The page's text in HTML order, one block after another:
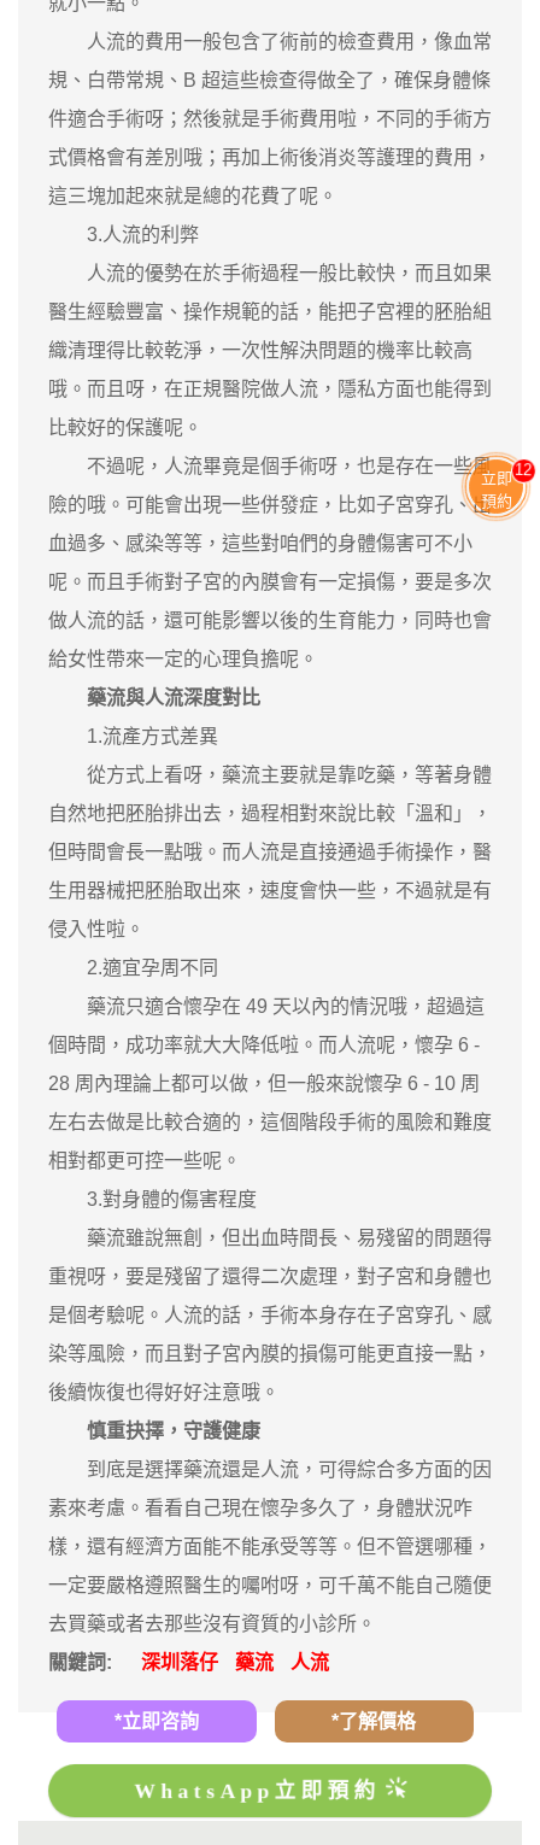
人流的費用一般包含了術前的檢查費用，像血常
規、白帶常規、B 超這些檢查得做全了，確保身體條
件適合手術呀；然後就是手術費用啦，不同的手術方
式價格會有差別哦；再加上術後消炎等護理的費用，
這三塊加起來就是總的花費了呢。
3.人流的利弊
人流的優勢在於手術過程一般比較快，而且如果
醫生經驗豐富、操作規範的話，能把子宮裡的胚胎組
織清理得比較乾淨，一次性解決問題的機率比較高
哦。而且呀，在正規醫院做人流，隱私方面也能得到
比較好的保護呢。
不過呢，人流畢竟是個手術呀，也是存在一些風
險的哦。可能會出現一些併發症，比如子宮穿孔、出
血過多、感染等等，這些對咱們的身體傷害可不小
呢。而且手術對子宮的內膜會有一定損傷，要是多次
做人流的話，還可能影響以後的生育能力，同時也會
給女性帶來一定的心理負擔呢。
藥流與人流深度對比
1.流產方式差異
從方式上看呀，藥流主要就是靠吃藥，等著身體
自然地把胚胎排出去，過程相對來說比較「溫和」，
但時間會長一點哦。而人流是直接通過手術操作，醫
生用器械把胚胎取出來，速度會快一些，不過就是有
侵入性啦。
2.適宜孕周不同
藥流只適合懷孕在 49 天以內的情況哦，超過這
個時間，成功率就大大降低啦。而人流呢，懷孕 6 -
28 周內理論上都可以做，但一般來說懷孕 6 - 10 周
左右去做是比較合適的，這個階段手術的風險和難度
相對都更可控一些呢。
3.對身體的傷害程度
藥流雖說無創，但出血時間長、易殘留的問題得
重視呀，要是殘留了還得二次處理，對子宮和身體也
是個考驗呢。人流的話，手術本身存在子宮穿孔、感
染等風險，而且對子宮內膜的損傷可能更直接一點，
後續恢復也得好好注意哦。
慎重抉擇，守護健康
到底是選擇藥流還是人流，可得綜合多方面的因
素來考慮。看看自己現在懷孕多久了，身體狀況咋
樣，還有經濟方面能不能承受等等。但不管選哪種，
一定要嚴格遵照醫生的囑咐呀，可千萬不能自己隨便
去買藥或者去那些沒有資質的小診所。
關鍵詞:
深圳落仔 藥流 人流
*立即咨詢 *了解價格
WhatsApp立即預約
立即
預約
13